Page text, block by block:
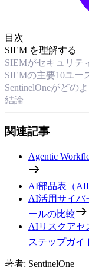
目次
SIEM を理解する
SIEMがセキュリテ
SIEMの主要10ユー
SentinelOneがどの
結論
関連記事
Agentic
AI部品表（
AI活用サイバ
ールの比較
AIリスクアセ
ステップガイ
著者: SentinelOne